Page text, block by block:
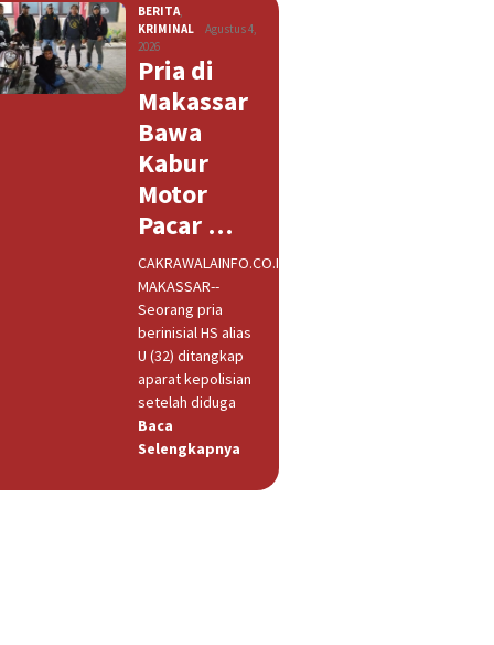
BERITA
KRIMINAL
Agustus 4,
2026
Pria di
Makassar
Bawa
Kabur
Motor
Pacar …
CAKRAWALAINFO.CO.ID,
MAKASSAR--
Seorang pria
berinisial HS alias
U (32) ditangkap
aparat kepolisian
setelah diduga
Baca
Selengkapnya